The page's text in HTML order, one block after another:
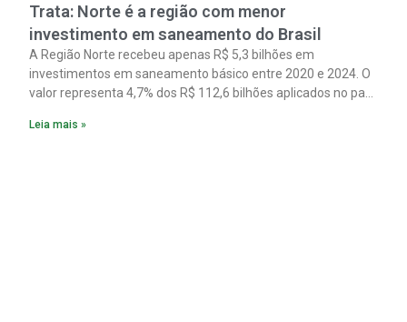
Trata: Norte é a região com menor
investimento em saneamento do Brasil
A Região Norte recebeu apenas R$ 5,3 bilhões em
investimentos em saneamento básico entre 2020 e 2024. O
valor representa 4,7% dos R$ 112,6 bilhões aplicados no país
Brasil em parceria com a GO Associados.
Leia mais »